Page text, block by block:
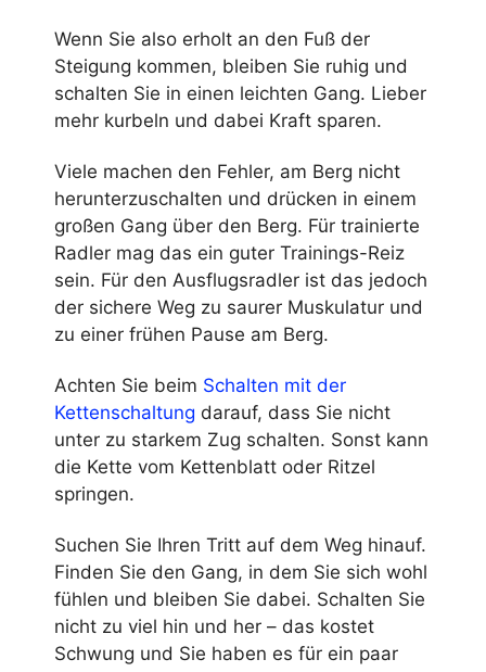
Wenn Sie also erholt an den Fuß der
Steigung kommen, bleiben Sie ruhig und
schalten Sie in einen leichten Gang. Lieber
mehr kurbeln und dabei Kraft sparen.
Viele machen den Fehler, am Berg nicht
herunterzuschalten und drücken in einem
großen Gang über den Berg. Für trainierte
Radler mag das ein guter Trainings-Reiz
sein. Für den Ausflugsradler ist das jedoch
der sichere Weg zu saurer Muskulatur und
zu einer frühen Pause am Berg.
Achten Sie beim Schalten mit der
Kettenschaltung darauf, dass Sie nicht
unter zu starkem Zug schalten. Sonst kann
die Kette vom Kettenblatt oder Ritzel
springen.
Suchen Sie Ihren Tritt auf dem Weg hinauf.
Finden Sie den Gang, in dem Sie sich wohl
fühlen und bleiben Sie dabei. Schalten Sie
nicht zu viel hin und her – das kostet
Schwung und Sie haben es für ein paar